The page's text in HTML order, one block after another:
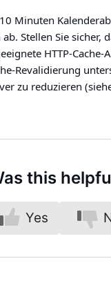
Minuten
Stellen Sie sicher,
HTTP-
Revalidierung
zu reduzieren
this
Yes